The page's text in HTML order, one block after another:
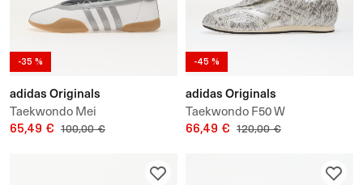
-35 %
adidas Originals
Taekwondo Mei
65,49 € 100,00 €
-45 %
adidas Originals
Taekwondo F50 W
66,49 € 120,00 €